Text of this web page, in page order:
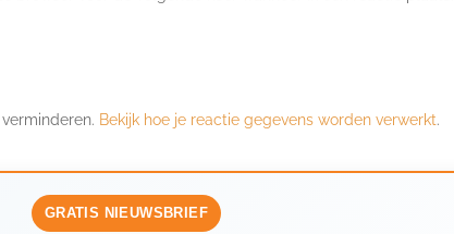
Bekijk hoe je reactie gegevens worden verwerkt.
GRATIS NIEUWSBRIEF